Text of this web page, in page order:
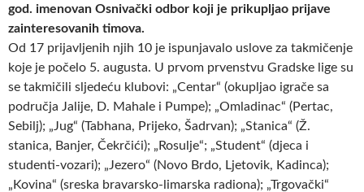
god. imenovan Osnivački odbor koji je prikupljao prijave
zainteresovanih timova.
Od 17 prijavljenih njih 10 je ispunjavalo uslove za takmičenje
koje je počelo 5. augusta. U prvom prvenstvu Gradske lige su
se takmičili sljedeću klubovi: „Centar“ (okupljao igrače sa
područja Jalije, D. Mahale i Pumpe); „Omladinac“ (Pertac,
Sebilj); „Jug“ (Tabhana, Prijeko, Šadrvan); „Stanica“ (Ž.
stanica, Banjer, Čekrčići); „Rosulje“; „Student“ (djeca i
studenti-vozari); „Jezero“ (Novo Brdo, Ljetovik, Kadinca);
„Kovina“ (sreska bravarsko-limarska radiona); „Trgovački“